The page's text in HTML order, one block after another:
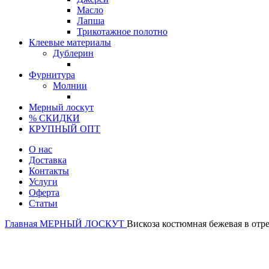
Масло
Лапша
Трикотажное полотно
Клеевые материалы
Дублерин
Фурнитура
Молнии
Мерный лоскут
% СКИДКИ
КРУПНЫЙ ОПТ
О нас
Доставка
Контакты
Услуги
Оферта
Статьи
Главная МЕРНЫЙ ЛОСКУТ Вискоза костюмная бежевая в